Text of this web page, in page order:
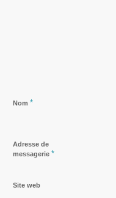
Nom *
Adresse de
messagerie *
Site web